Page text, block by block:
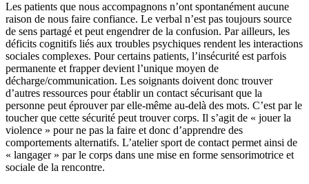
Les patients que nous accompagnons n’ont spontanément aucune
raison de nous faire confiance. Le verbal n’est pas toujours source
de sens partagé et peut engendrer de la confusion. Par ailleurs, les
déficits cognitifs liés aux troubles psychiques rendent les interactions
sociales complexes. Pour certains patients, l’insécurité est parfois
permanente et frapper devient l’unique moyen de
décharge/communication. Les soignants doivent donc trouver
d’autres ressources pour établir un contact sécurisant que la
personne peut éprouver par elle-même au-delà des mots. C’est par le
toucher que cette sécurité peut trouver corps. Il s’agit de « jouer la
violence » pour ne pas la faire et donc d’apprendre des
comportements alternatifs. L’atelier sport de contact permet ainsi de
« langager » par le corps dans une mise en forme sensorimotrice et
sociale de la rencontre.